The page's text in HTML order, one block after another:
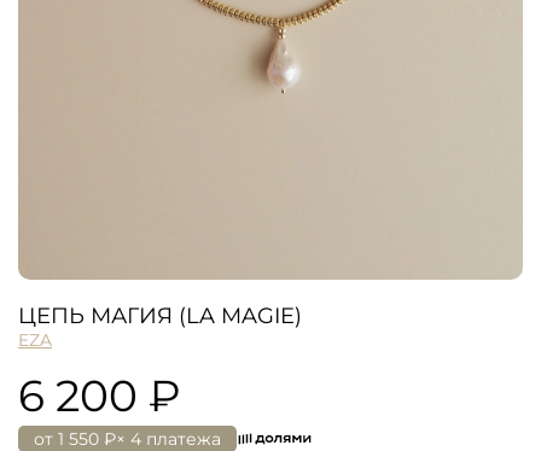
ЦЕПЬ МАГИЯ (LA MAGIE)
EZA
6 200 ₽
от 1 550 ₽× 4 платежа